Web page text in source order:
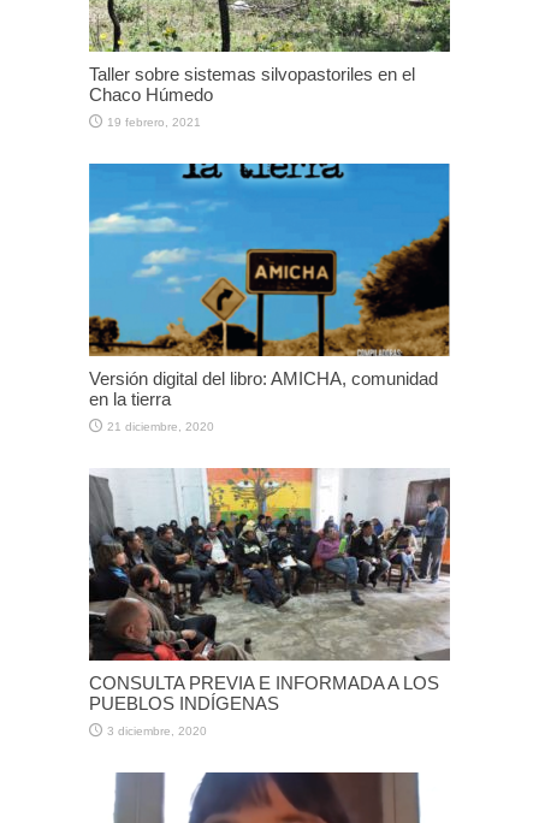
Taller sobre sistemas silvopastoriles en el
Chaco Húmedo
19 febrero, 2021
Versión digital del libro: AMICHA, comunidad
en la tierra
21 diciembre, 2020
CONSULTA PREVIA E INFORMADA A LOS
PUEBLOS INDÍGENAS
3 diciembre, 2020